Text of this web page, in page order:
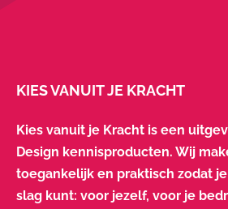
KIES VANUIT JE KRACHT
Kies vanuit je Kracht is een
Design kennisproducten. Wij
toegankelijk en praktisch zodat
slag kunt: voor jezelf, voor je